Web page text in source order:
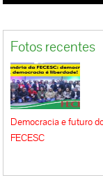
Fotos recentes
Democracia e futuro
FECESC